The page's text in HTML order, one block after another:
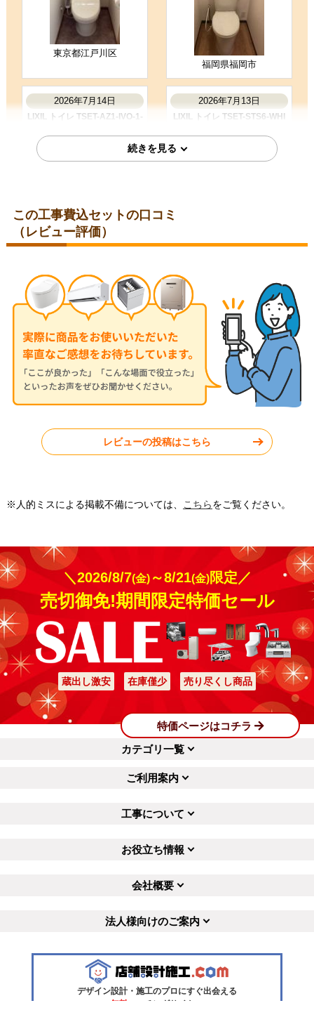
購入の決め手
サイトが見やすかった
お客様の声をもっと見る
東京都江戸川区
福岡県福岡市
2026年7月14日
LIXIL トイレ TSET-AZ1-IVO-1-
福岡県久留米市
2026年7月13日
LIXIL トイレ TSET-STS6-WHI
LIXIL トイレ TSET-AZ8-IVO-1
LIXIL トイレ TSET-AZ11-WHI-
0-R
福岡県大野城市
工事実績をもっと見る
この工事費込セットの口コミ
（レビュー評価）
レビューの投稿はこちら
※人的ミスによる掲載不備については、 こちらをご覧ください。
＼2026/8/7(金)～8/21(金)限定／
売切御免!期間限定特価セール
蔵出し激安 在庫僅少 売り尽くし商品
特価ページはコチラ
カテゴリ一覧
ご利用案内
工事について
お役立ち情報
会社概要
法人様向けのご案内
デザイン設計・施工のプロにすぐ出会える
無料 マッチングサイト